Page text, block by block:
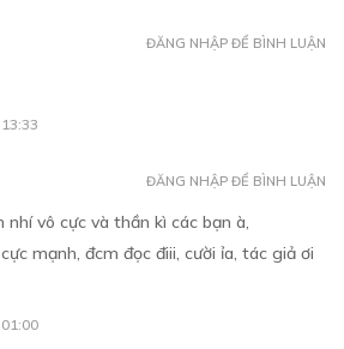
ĐĂNG NHẬP ĐỂ BÌNH LUẬN
nhí vô cực và thần kì các bạn à,
mạnh, đcm đọc điii, cười ỉa, tác giả ơi
ĐĂNG NHẬP ĐỂ BÌNH LUẬN